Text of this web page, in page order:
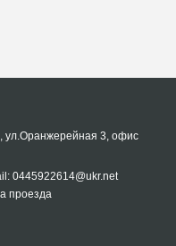
ул.Оранжерейная 3, офис
E-mail: 0445922614@ukr.net
проезда